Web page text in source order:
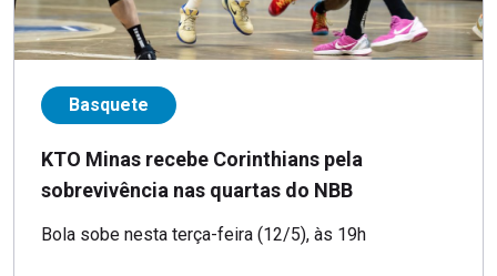
Basquete
KTO Minas recebe Corinthians pela
sobrevivência nas quartas do NBB
Bola sobe nesta terça-feira (12/5), às 19h